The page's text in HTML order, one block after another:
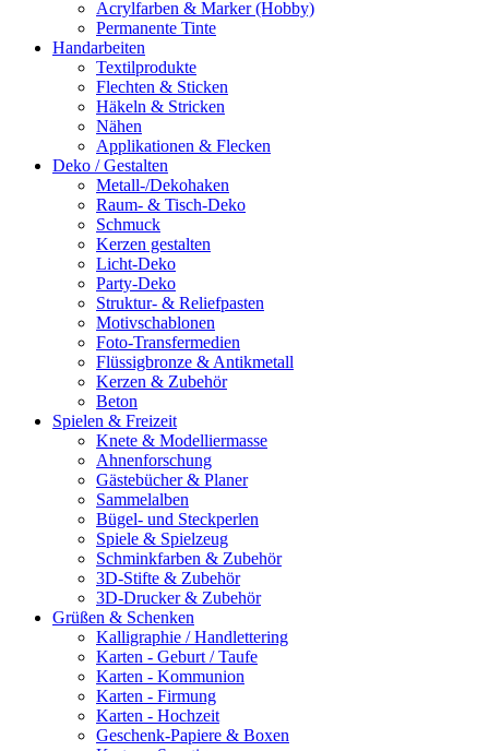
Acrylfarben & Marker (Hobby)
Permanente Tinte
Handarbeiten
Textilprodukte
Flechten & Sticken
Häkeln & Stricken
Nähen
Applikationen & Flecken
Deko / Gestalten
Metall-/Dekohaken
Raum- & Tisch-Deko
Schmuck
Kerzen gestalten
Licht-Deko
Party-Deko
Struktur- & Reliefpasten
Motivschablonen
Foto-Transfermedien
Flüssigbronze & Antikmetall
Kerzen & Zubehör
Beton
Spielen & Freizeit
Knete & Modelliermasse
Ahnenforschung
Gästebücher & Planer
Sammelalben
Bügel- und Steckperlen
Spiele & Spielzeug
Schminkfarben & Zubehör
3D-Stifte & Zubehör
3D-Drucker & Zubehör
Grüßen & Schenken
Kalligraphie / Handlettering
Karten - Geburt / Taufe
Karten - Kommunion
Karten - Firmung
Karten - Hochzeit
Geschenk-Papiere & Boxen